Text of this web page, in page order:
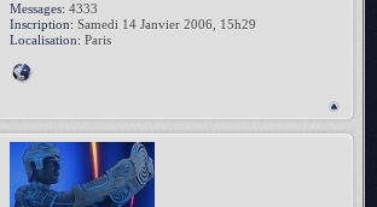
Messages: 4333
Inscription: Samedi 14 Janvier 2006, 15h29
Localisation: Paris